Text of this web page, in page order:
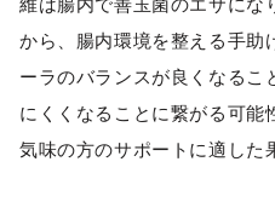
から、腸内環境を整える手助
ーラのバランスが良くなるこ
にくくなることに繋がる可能
気味の方のサポートに適した